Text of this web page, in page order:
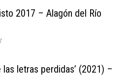
2017 – Alagón del Río
las letras perdidas’ (2021) –